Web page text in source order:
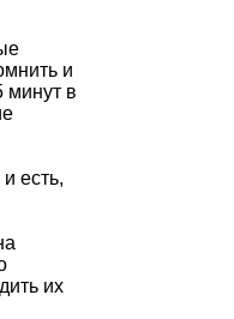
и
минут в
есть,
их